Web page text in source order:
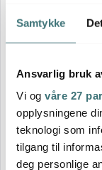
Samtykke
Ansvarlig bruk
Vi og våre 27
opplysningene
teknologi som
tilgang til
deg personlige
Gense
Thebe
799 kr